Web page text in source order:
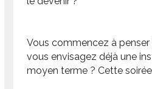
Vous commencez à
vous envisagez déjà une
moyen terme ? Cette